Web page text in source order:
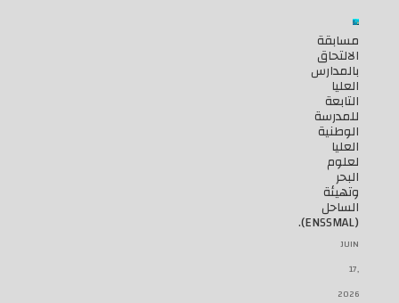
مسابقة
الالتحاق
بالمدارس
العليا
التابعة
للمدرسة
الوطنية
العليا
لعلوم
البحر
وتهيئة
الساحل
(ENSSMAL).
JUIN
17,
2026